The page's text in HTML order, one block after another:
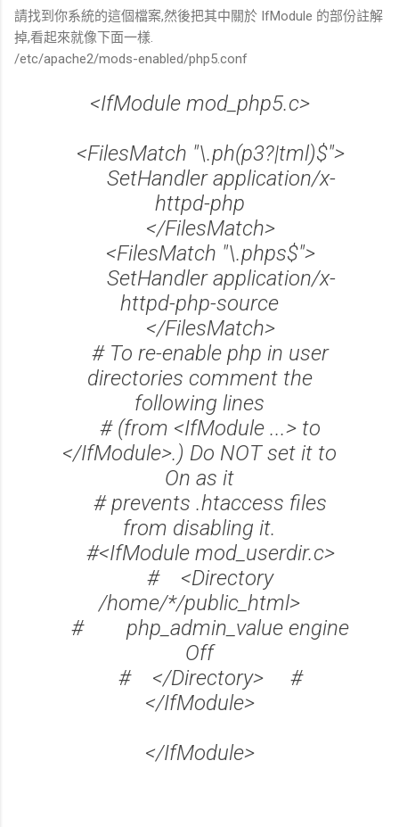
請找到你系統的這個檔案,然後把其中關於 IfModule 的部份註解
掉,看起來就像下面一樣.
/etc/apache2/mods-enabled/php5.conf
<IfModule mod_php5.c>
<FilesMatch "\.ph(p3?|tml)$">
SetHandler application/x-
httpd-php
</FilesMatch>
<FilesMatch "\.phps$">
SetHandler application/x-
httpd-php-source
</FilesMatch>
# To re-enable php in user
directories comment the
following lines
# (from <IfModule ...> to
</IfModule>.) Do NOT set it to
On as it
# prevents .htaccess files
from disabling it.
#<IfModule mod_userdir.c>
# <Directory
/home/*/public_html>
# php_admin_value engine
Off
# </Directory> #
</IfModule>
</IfModule>